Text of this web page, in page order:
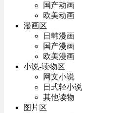
国产动画
欧美动画
漫画区
日韩漫画
国产漫画
欧美漫画
小说-读物区
网文小说
日式轻小说
其他读物
图片区